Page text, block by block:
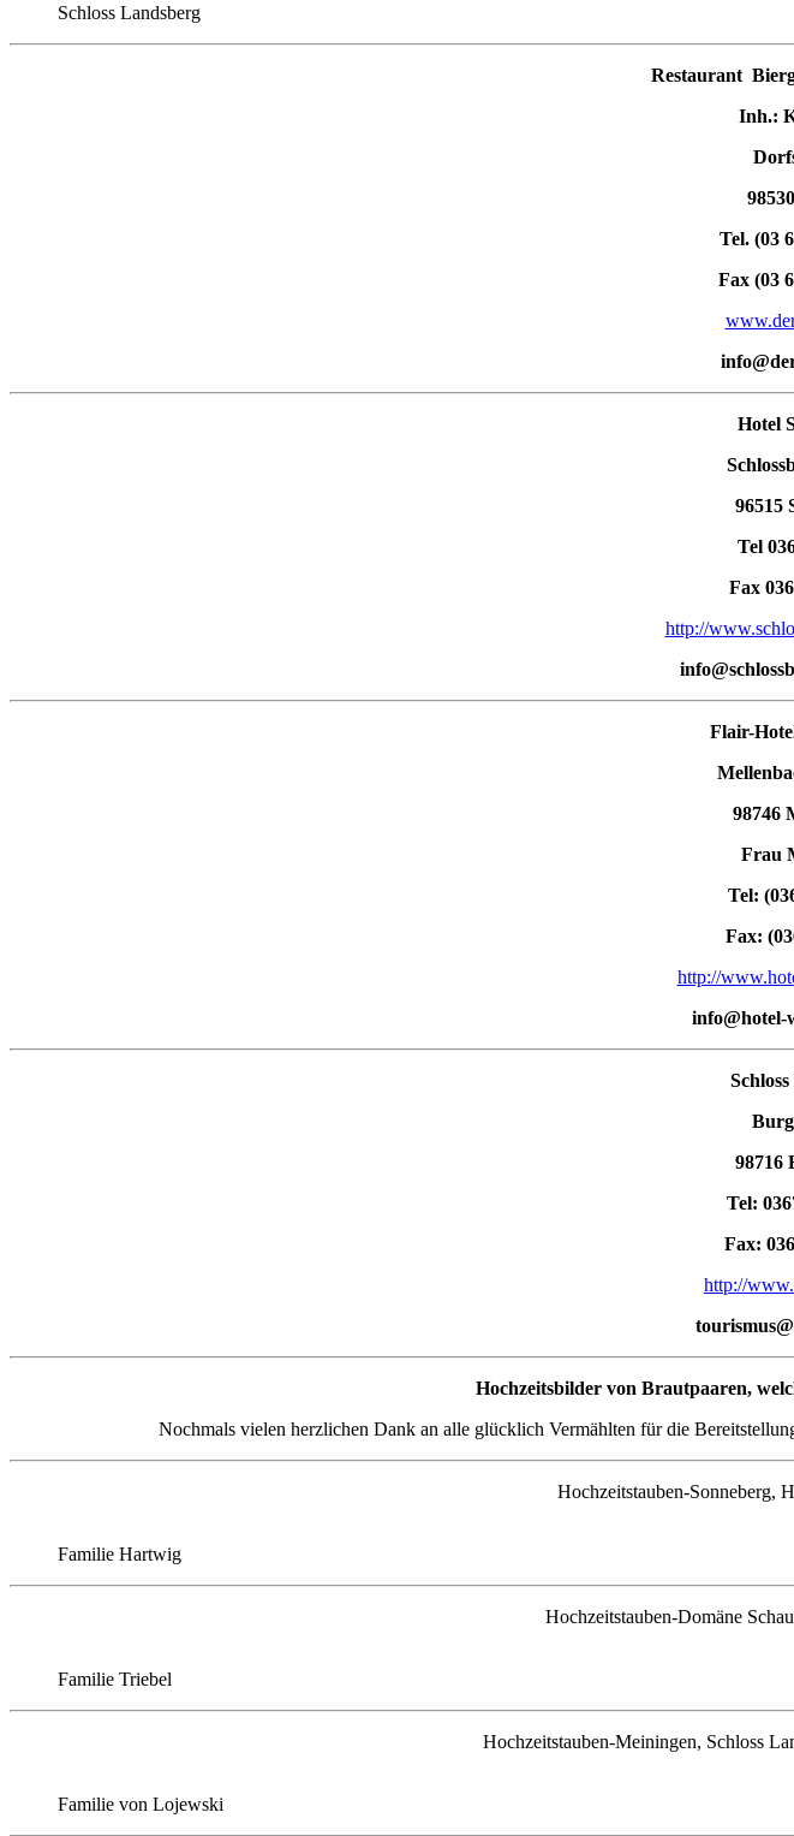
Schloss Landsberg
Restaurant
Inh.:
Tel. (03
Fax (03
Hotel
96515
Tel
Fax
http://
Flair-
98746
Frau
Tel:
Fax:
http://
info@hotel-
98716
Tel:
Fax:
http://
Hochzeitsbilder von Brautpaaren,
Nochmals vielen herzlichen Dank an alle glücklich Vermählten für die
Hochzeitstauben-Sonneberg,
Familie Hartwig
Hochzeitstauben-Domäne
Familie Triebel
Hochzeitstauben-Meiningen, Schloss
Familie von Lojewski